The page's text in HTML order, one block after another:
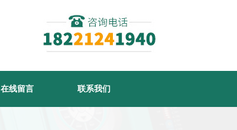
在线留言 联系我们